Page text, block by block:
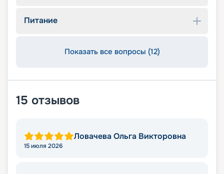
Питание
Показать все вопросы (12)
15 отзывов
Ловачева Ольга Викторовна
15 июля 2026